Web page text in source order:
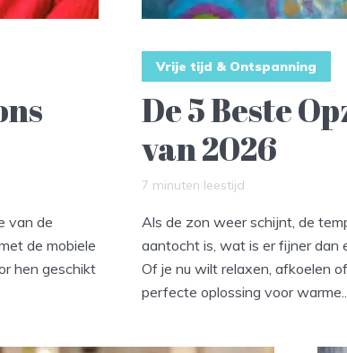
van de
de mobiele
hen geschikt
Vrije tijd & Ontspanning
De 5 Beste
van 2026
7 minuten leestijd
Als de zon weer schijnt, de
aantocht is, wat is er fijner dan
Of je nu wilt relaxen, afkoelen
perfecte oplossing voor warme...